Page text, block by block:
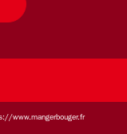
www.mangerbouger.fr